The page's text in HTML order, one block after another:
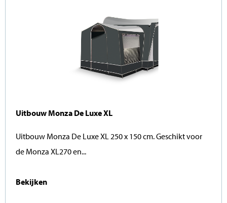
Uitbouw Monza De Luxe XL
Uitbouw Monza De Luxe XL 250 x 150 cm. Geschikt voor
de Monza XL270 en...
Bekijken